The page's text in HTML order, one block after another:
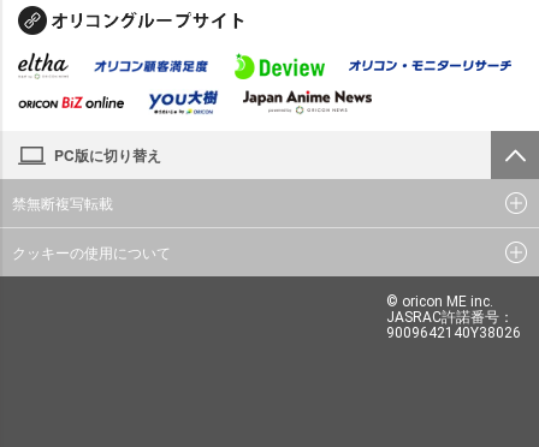
PC版に切り替え
禁無断複写転載
クッキーの使用について
© oricon ME inc.
JASRAC許諾番号：
9009642140Y38026